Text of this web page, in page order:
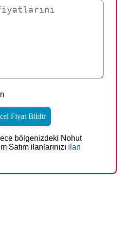
bölgenizdeki Nohut
Satım ilanlarınızı ilan